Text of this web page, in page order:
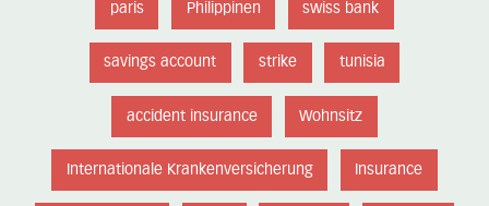
paris Philippinen swiss bank
savings account strike tunisia
accident insurance Wohnsitz
Internationale Krankenversicherung Insurance